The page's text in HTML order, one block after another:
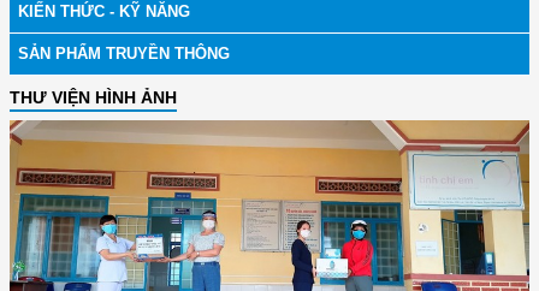
KIẾN THỨC - KỸ NĂNG
SẢN PHẨM TRUYỀN THÔNG
THƯ VIỆN HÌNH ẢNH